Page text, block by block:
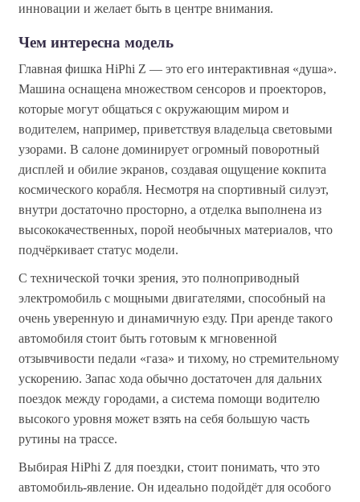
инновации и желает быть в центре внимания.
Чем интересна модель
Главная фишка HiPhi Z — это его интерактивная «душа».
Машина оснащена множеством сенсоров и проекторов,
которые могут общаться с окружающим миром и
водителем, например, приветствуя владельца световыми
узорами. В салоне доминирует огромный поворотный
дисплей и обилие экранов, создавая ощущение кокпита
космического корабля. Несмотря на спортивный силуэт,
внутри достаточно просторно, а отделка выполнена из
высококачественных, порой необычных материалов, что
подчёркивает статус модели.
С технической точки зрения, это полноприводный
электромобиль с мощными двигателями, способный на
очень уверенную и динамичную езду. При аренде такого
автомобиля стоит быть готовым к мгновенной
отзывчивости педали «газа» и тихому, но стремительному
ускорению. Запас хода обычно достаточен для дальних
поездок между городами, а система помощи водителю
высокого уровня может взять на себя большую часть
рутины на трассе.
Выбирая HiPhi Z для поездки, стоит понимать, что это
автомобиль-явление. Он идеально подойдёт для особого